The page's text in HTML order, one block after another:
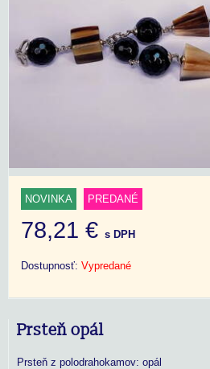
NOVINKA PREDANÉ
78,21 € s DPH
Dostupnosť: Vypredané
Prsteň opál
Prsteň z polodrahokamov: opál